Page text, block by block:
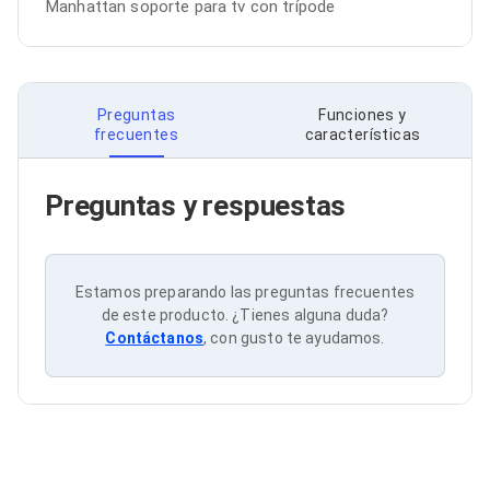
Bluetooth
Adaptadores Video
Divisores de Video
Adaptadores Video HDMI
Extensores y Receptores de Vídeo
Adaptadores Video DVI
Repetidores USB
Adaptadores Audio
Adaptadores Audio USB
Mousepads
Servidores
Manhattan soporte para tv con trípode
Preguntas
frecuentes
Funciones y
características
Preguntas y respuestas
Estamos preparando las preguntas frecuentes
de este producto. ¿Tienes alguna duda?
Contáctanos, con gusto te ayudamos.